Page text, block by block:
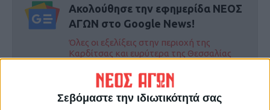
Σεβόμαστε την ιδιωτικότητά σας
Ακολούθησε την εφημερίδα ΝΕΟΣ
ΑΓΩΝ στο Google News!
Όλες οι εξελίξεις στην περιοχή της
Καρδίτσας και ευρύτερα της Θεσσαλίας
ΠΡΟΗΓΟΥΜΕΝΟ ΑΡΘΡΟ ΕΠΟΜΕΝΟ ΑΡΘΡΟ